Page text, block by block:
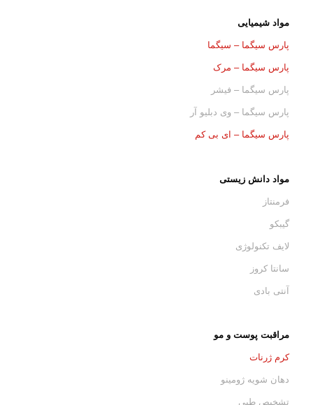
مواد شیمیایی
پارس سیگما – سیگما
پارس سیگما – مرک
پارس سیگما – فیشر
پارس سیگما – وی دبلیو آر
پارس سیگما – ای بی کم
مواد دانش زیستی
فرمنتاز
گیبکو
لایف تکنولوژی
سانتا کروز
آنتی بادی
مراقبت پوست و مو
کرم ژرنات
دهان شویه ژومینو
تشخیص طبی